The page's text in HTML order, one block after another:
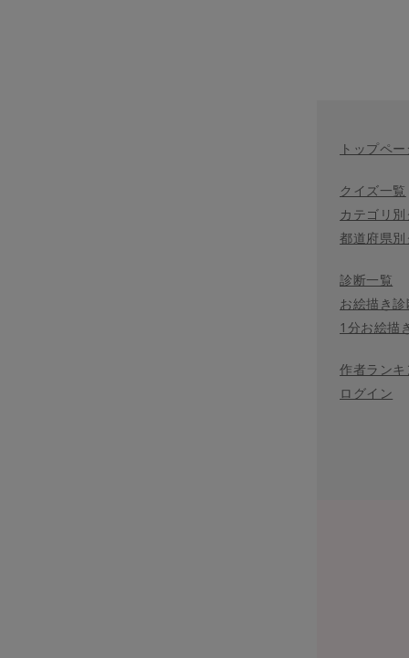
トップペー
クイズ一覧
カテゴリ
都道府県
診断一覧
お絵描き
1分お絵描
作者ランキ
ログイン